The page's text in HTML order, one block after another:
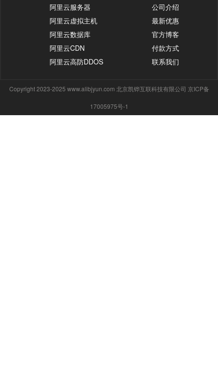
阿里云服务器
阿里云虚拟主机
阿里云数据库
阿里云CDN
阿里云高防DDOS
公司介绍
最新优惠
官方博客
付款方式
联系我们
Copyright 2023-2025 www.alibjyun.com 北京凯铧互联科技有限公司 京ICP备
17005975号-1